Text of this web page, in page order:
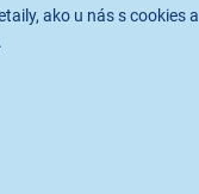
ako u nás s cookies a
.